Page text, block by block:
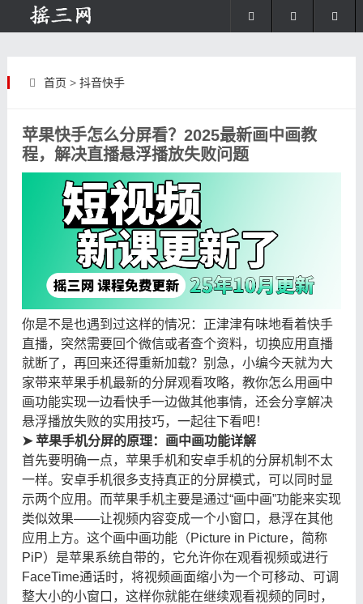
首页 > 抖音快手
苹果快手怎么分屏看？2025最新画中画教
程，解决直播悬浮播放失败问题
你是不是也遇到过这样的情况：正津津有味地看着快手
直播，突然需要回个微信或者查个资料，切换应用直播
就断了，再回来还得重新加载？别急，小编今天就为大
家带来苹果手机最新的分屏观看攻略，教你怎么用画中
画功能实现一边看快手一边做其他事情，还会分享解决
悬浮播放失败的实用技巧，一起往下看吧！
➤ 苹果手机分屏的原理：画中画功能详解
首先要明确一点，苹果手机和安卓手机的分屏机制不太
一样。安卓手机很多支持真正的分屏模式，可以同时显
示两个应用。而苹果手机主要是通过“画中画”功能来实现
类似效果——让视频内容变成一个小窗口，悬浮在其他
应用上方。这个画中画功能（Picture in Picture，简称
PiP）是苹果系统自带的，它允许你在观看视频或进行
FaceTime通话时，将视频画面缩小为一个可移动、可调
整大小的小窗口，这样你就能在继续观看视频的同时，